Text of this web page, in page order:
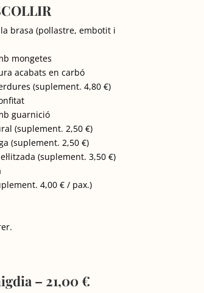
brasa (pollastre, embotit i
mongetes
acabats en carbó
(suplement. 4,80 €)
guarnició
(suplement. 2,50 €)
(suplement. 2,50 €)
(suplement. 3,50 €)
4,00 € / pax.)
– 21,00 €